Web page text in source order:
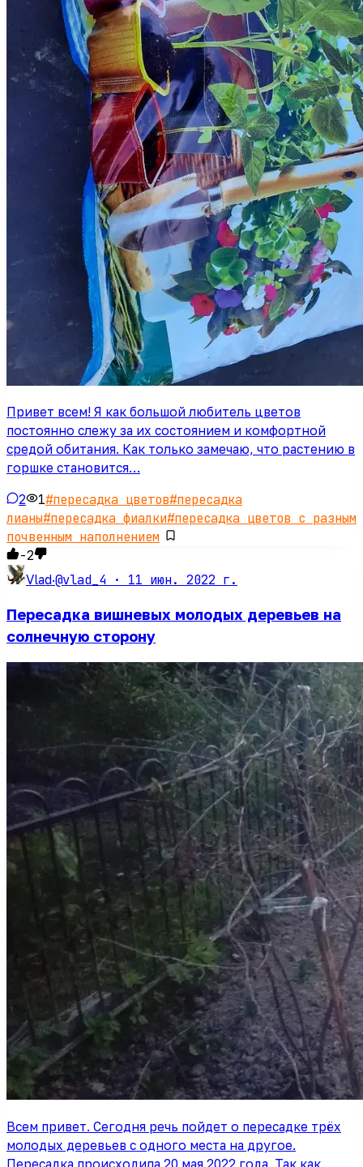
Привет всем! Я как большой любитель цветов
постоянно слежу за их состоянием и комфортной
средой обитания. Как только замечаю, что растению в
горшке становится…
2 1#пересадка цветов#пересадка
лианы#пересадка фиалки#пересадка цветов с разным
почвенным наполнением
-2
Vlad·@vlad_4 · 11 июн. 2022 г.
Пересадка вишневых молодых деревьев на
солнечную сторону
Всем привет. Сегодня речь пойдет о пересадке трёх
молодых деревьев с одного места на другое.
Пересадка происходила 20 мая 2022 года. Так как